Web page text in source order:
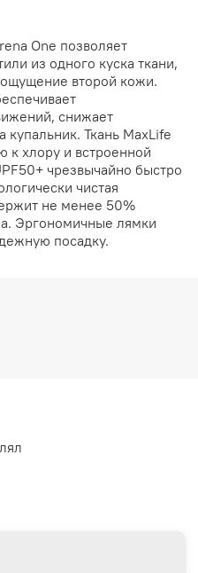
One позволяет
из одного куска ткани,
второй кожи.
снижает
купальник. Ткань MaxLife
к хлору и встроенной
чрезвычайно быстро
чистая
не менее 50%
Эргономичные лямки
посадку.